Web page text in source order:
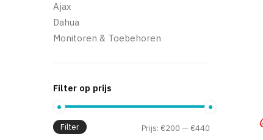
Ajax
Dahua
Monitoren & Toebehoren
Filter op prijs
Filter Prijs: €200 — €440